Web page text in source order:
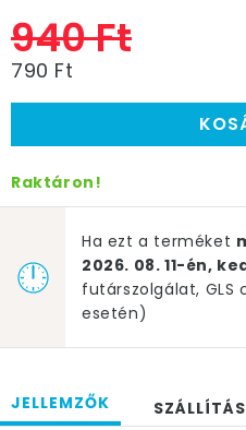
940 Ft
790 Ft
Raktáron!
Ha ezt a terméket
2026. 08. 11-én,
futárszolgálat, GLS
esetén)
JELLEMZŐK SZÁLLÍTÁS